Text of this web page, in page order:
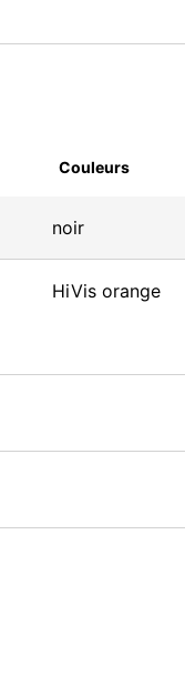
Couleurs
noir
HiVis orange